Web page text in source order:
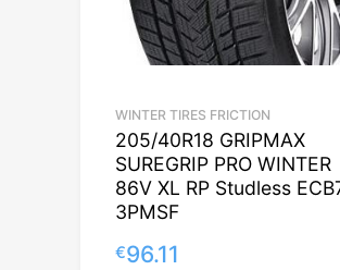
WINTER TIRES FRICTION
205/40R18 GRIPMAX
SUREGRIP PRO WINTER
86V XL RP Studless
3PMSF
€96.11